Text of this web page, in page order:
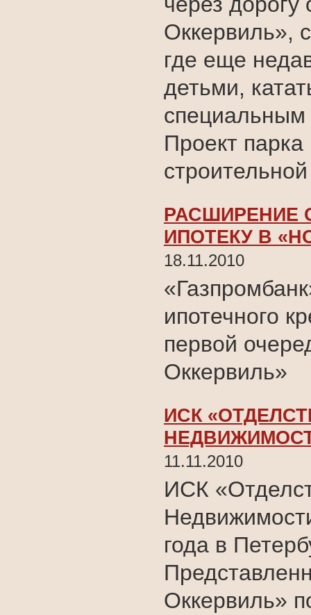
Оккервиль»,
где еще
детьми,
Проект
РАСШИРЕНИЕ
ИПОТЕКУ В
18.11.2010
ипотечного
первой
Оккервиль»
ИСК
11.11.2010
ИСК
года в
Оккервиль»